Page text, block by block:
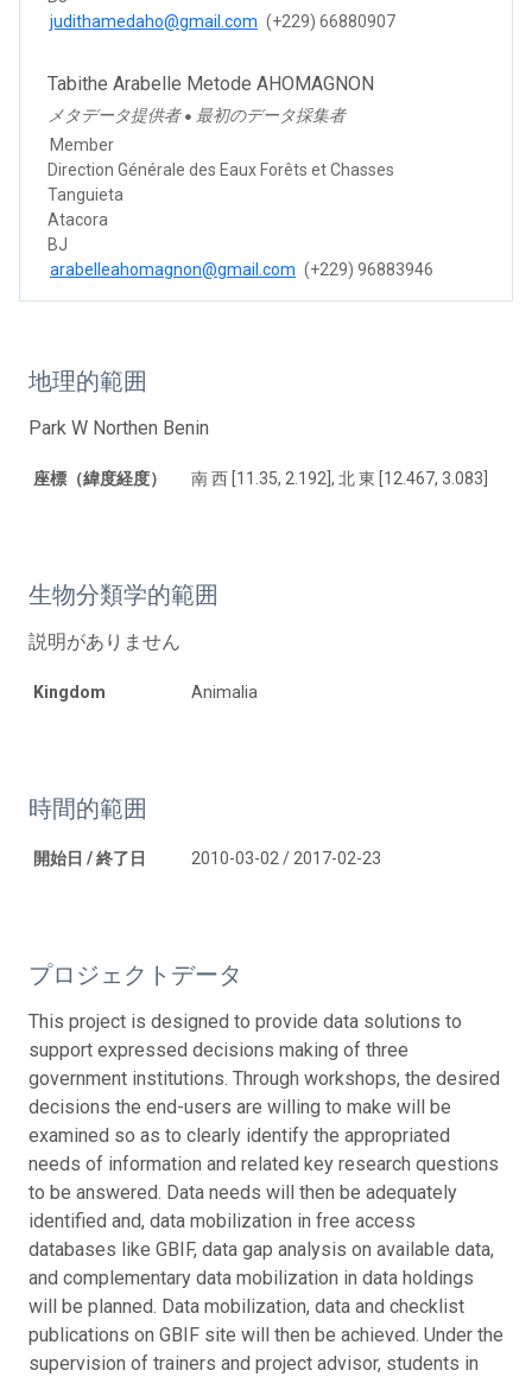
judithamedaho@gmail.com (+229) 66880907
Tabithe Arabelle Metode AHOMAGNON
メタデータ提供者 ● 最初のデータ採集者
Member
Direction Générale des Eaux Forêts et Chasses
Tanguieta
Atacora
BJ
arabelleahomagnon@gmail.com (+229) 96883946
地理的範囲
Park W Northen Benin
座標（緯度経度） 南 西 [11.35, 2.192], 北 東 [12.467, 3.083]
生物分類学的範囲
説明がありません
Kingdom Animalia
時間的範囲
開始日 / 終了日 2010-03-02 / 2017-02-23
プロジェクトデータ
This project is designed to provide data solutions to
support expressed decisions making of three
government institutions. Through workshops, the desired
decisions the end-users are willing to make will be
examined so as to clearly identify the appropriated
needs of information and related key research questions
to be answered. Data needs will then be adequately
identified and, data mobilization in free access
databases like GBIF, data gap analysis on available data,
and complementary data mobilization in data holdings
will be planned. Data mobilization, data and checklist
publications on GBIF site will then be achieved. Under the
supervision of trainers and project advisor, students in